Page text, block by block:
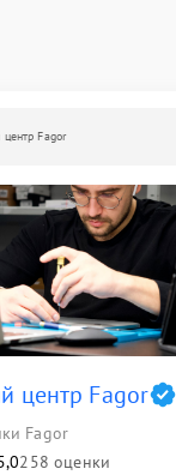
Fagor
центр Fagor
Fagor
258 оценки